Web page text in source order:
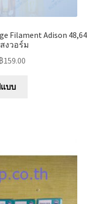
Filament Adison 48,64
งวอร์ม
159.00
บบ
options
may
be
chosen